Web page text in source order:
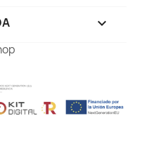
keyboard_arrow_down